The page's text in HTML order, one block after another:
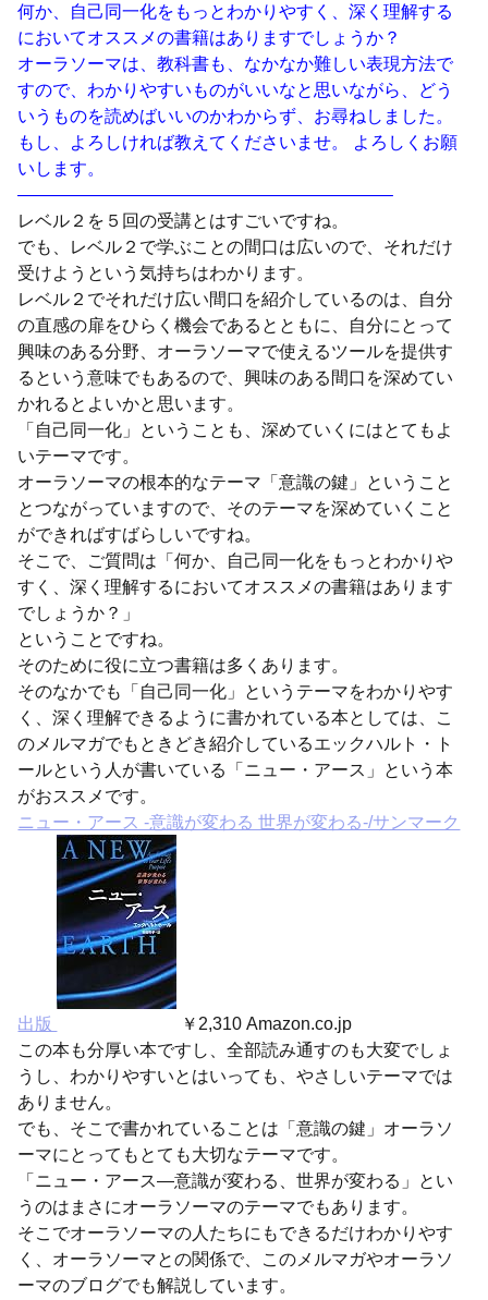
何か、自己同一化をもっとわかりやすく、深く理解する
においてオススメの書籍はありますでしょうか？
オーラソーマは、教科書も、なかなか難しい表現方法で
すので、わかりやすいものがいいなと思いながら、どう
いうものを読めばいいのかわからず、お尋ねしました。
もし、よろしければ教えてくださいませ。 よろしくお願
いします。
—————————————————————–
レベル２を５回の受講とはすごいですね。
でも、レベル２で学ぶことの間口は広いので、それだけ
受けようという気持ちはわかります。
レベル２でそれだけ広い間口を紹介しているのは、自分
の直感の扉をひらく機会であるとともに、自分にとって
興味のある分野、オーラソーマで使えるツールを提供す
るという意味でもあるので、興味のある間口を深めてい
かれるとよいかと思います。
「自己同一化」ということも、深めていくにはとてもよ
いテーマです。
オーラソーマの根本的なテーマ「意識の鍵」ということ
とつながっていますので、そのテーマを深めていくこと
ができればすばらしいですね。
そこで、ご質問は「何か、自己同一化をもっとわかりや
すく、深く理解するにおいてオススメの書籍はあります
でしょうか？」
ということですね。
そのために役に立つ書籍は多くあります。
そのなかでも「自己同一化」というテーマをわかりやす
く、深く理解できるように書かれている本としては、こ
のメルマガでもときどき紹介しているエックハルト・ト
ールという人が書いている「ニュー・アース」という本
がおススメです。
ニュー・アース -意識が変わる 世界が変わる-/サンマーク
出版
￥2,310 Amazon.co.jp
この本も分厚い本ですし、全部読み通すのも大変でしょ
うし、わかりやすいとはいっても、やさしいテーマでは
ありません。
でも、そこで書かれていることは「意識の鍵」オーラソ
ーマにとってもとても大切なテーマです。
「ニュー・アース―意識が変わる、世界が変わる」とい
うのはまさにオーラソーマのテーマでもあります。
そこでオーラソーマの人たちにもできるだけわかりやす
く、オーラソーマとの関係で、このメルマガやオーラソ
ーマのブログでも解説しています。